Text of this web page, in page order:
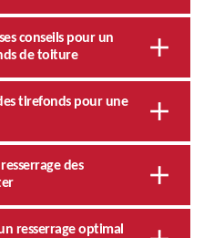
conseils pour un
de toiture
tirefonds pour une
des
resserrage optimal